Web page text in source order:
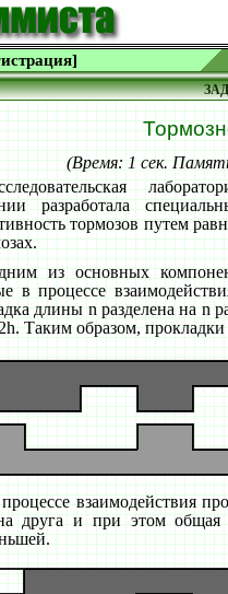
(Время: 1 сек.
разработала
тормозов путем
из основных
в процессе
длины n разделена на n
Таким образом,
взаимодействия
друга и при этом общая